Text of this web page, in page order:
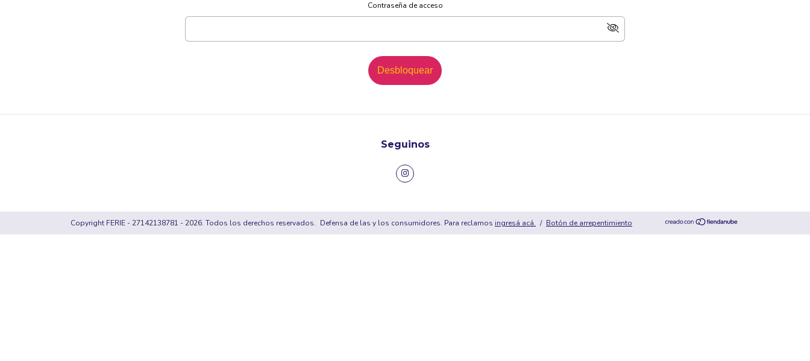
Contraseña de acceso
Desbloquear
Seguinos
Copyright FERIE - 27142138781 - 2026. Todos los derechos reservados. Defensa de las y los consumidores. Para reclamos ingresá acá. / Botón de arrepentimiento